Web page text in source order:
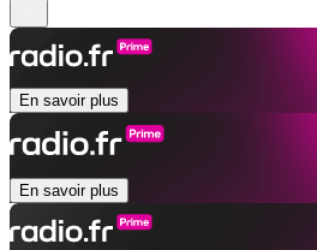
En savoir plus
En savoir plus